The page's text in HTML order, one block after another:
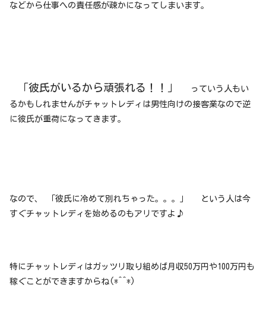
などから仕事への責任感が疎かになってしまいます。
「彼氏がいるから頑張れる！！」
っていう人もい
るかもしれませんがチャットレディは男性向けの接客業なので逆
に彼氏が重荷になってきます。
なので、 「彼氏に冷めて別れちゃった。。。」 という人は今
すぐチャットレディを始めるのもアリですよ♪
特にチャットレディはガッツリ取り組めば月収50万円や100万円も
稼ぐことができますからね(*^^*)